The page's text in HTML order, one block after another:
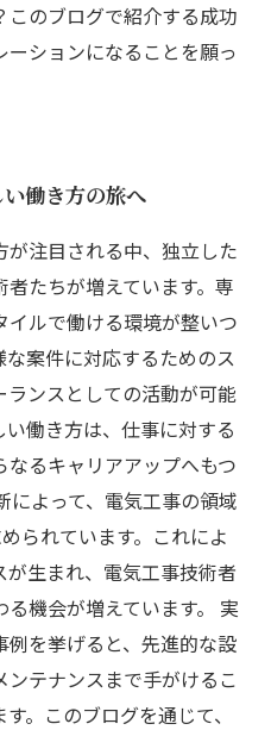
のブログで紹介する成功
ションになることを願っ
働き方の旅へ
注目される中、独立した
たちが増えています。専
ルで働ける環境が整いつ
案件に対応するためのス
ンスとしての活動が可能
働き方は、仕事に対する
るキャリアアップへもつ
によって、電気工事の領域
られています。これによ
生まれ、電気工事技術者
機会が増えています。 実
を挙げると、先進的な設
テナンスまで手がけるこ
。このブログを通じて、